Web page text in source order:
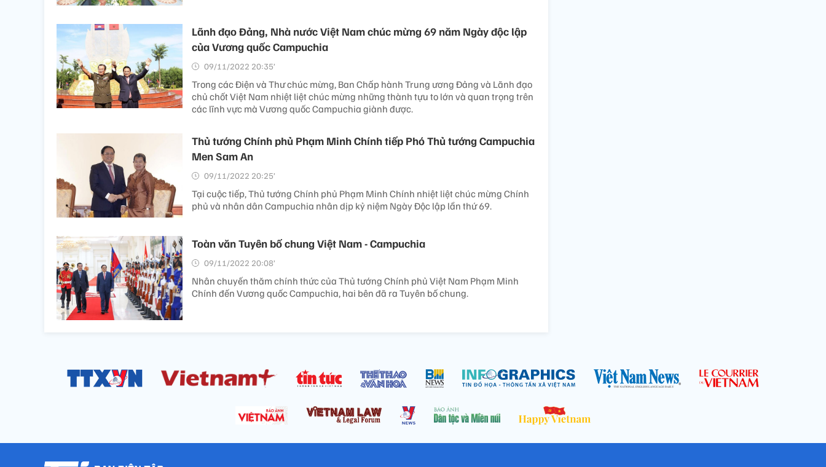
Lãnh đạo Đảng, Nhà nước Việt Nam chúc mừng 69 năm Ngày độc lập
của Vương quốc Campuchia
09/11/2022 20:35’
Trong các Điện và Thư chúc mừng, Ban Chấp hành Trung ương Đảng và Lãnh đạo
chủ chốt Việt Nam nhiệt liệt chúc mừng những thành tựu to lớn và quan trọng trên
các lĩnh vực mà Vương quốc Campuchia giành được.
Thủ tướng Chính phủ Phạm Minh Chính tiếp Phó Thủ tướng Campuchia
Men Sam An
09/11/2022 20:25’
Tại cuộc tiếp, Thủ tướng Chính phủ Phạm Minh Chính nhiệt liệt chúc mừng Chính
phủ và nhân dân Campuchia nhân dịp kỷ niệm Ngày Độc lập lần thứ 69.
Toàn văn Tuyên bố chung Việt Nam - Campuchia
09/11/2022 20:08’
Nhân chuyến thăm chính thức của Thủ tướng Chính phủ Việt Nam Phạm Minh
Chính đến Vương quốc Campuchia, hai bên đã ra Tuyên bố chung.